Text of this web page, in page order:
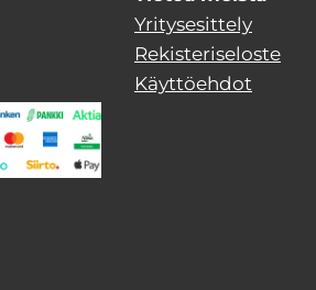
Yritysesittely
Rekisteriseloste
Käyttöehdot